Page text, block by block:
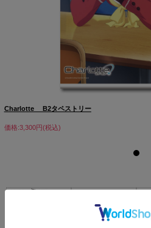
Charlotte B2タペストリー
価格:3,300円(税込)